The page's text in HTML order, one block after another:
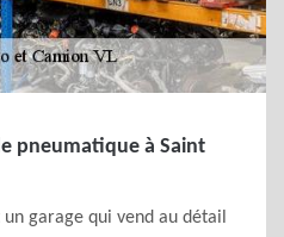
pneumatique à Saint
garage qui vend au détail